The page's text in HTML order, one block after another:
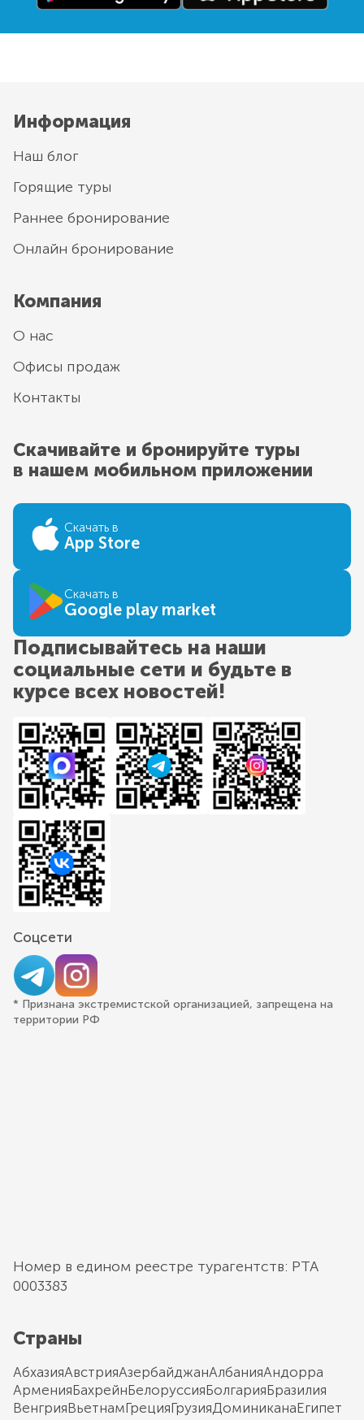
Информация
Наш блог
Горящие туры
Раннее бронирование
Онлайн бронирование
Компания
О нас
Офисы продаж
Контакты
Скачивайте и бронируйте туры
в нашем мобильном приложении
Скачать в
App Store
Скачать в
Google play market
Подписывайтесь на наши
социальные сети и будьте в
курсе всех новостей!
Соцсети
* Признана экстремистской организацией, запрещена на
территории РФ
Номер в едином реестре турагентств: РТА
0003383
Страны
АбхазияАвстрияАзербайджанАлбанияАндорра
АрменияБахрейнБелоруссияБолгарияБразилия
ВенгрияВьетнамГрецияГрузияДоминиканаЕгипет